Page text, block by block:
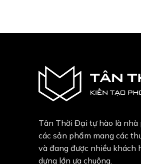
Tân Thời Đại tự hào là nhà
các sản phẩm mang các
và đang được nhiều khách
dựng lớn ưa chuộng.